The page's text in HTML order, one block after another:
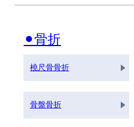
⚫︎骨折
橈尺骨骨折
骨盤骨折